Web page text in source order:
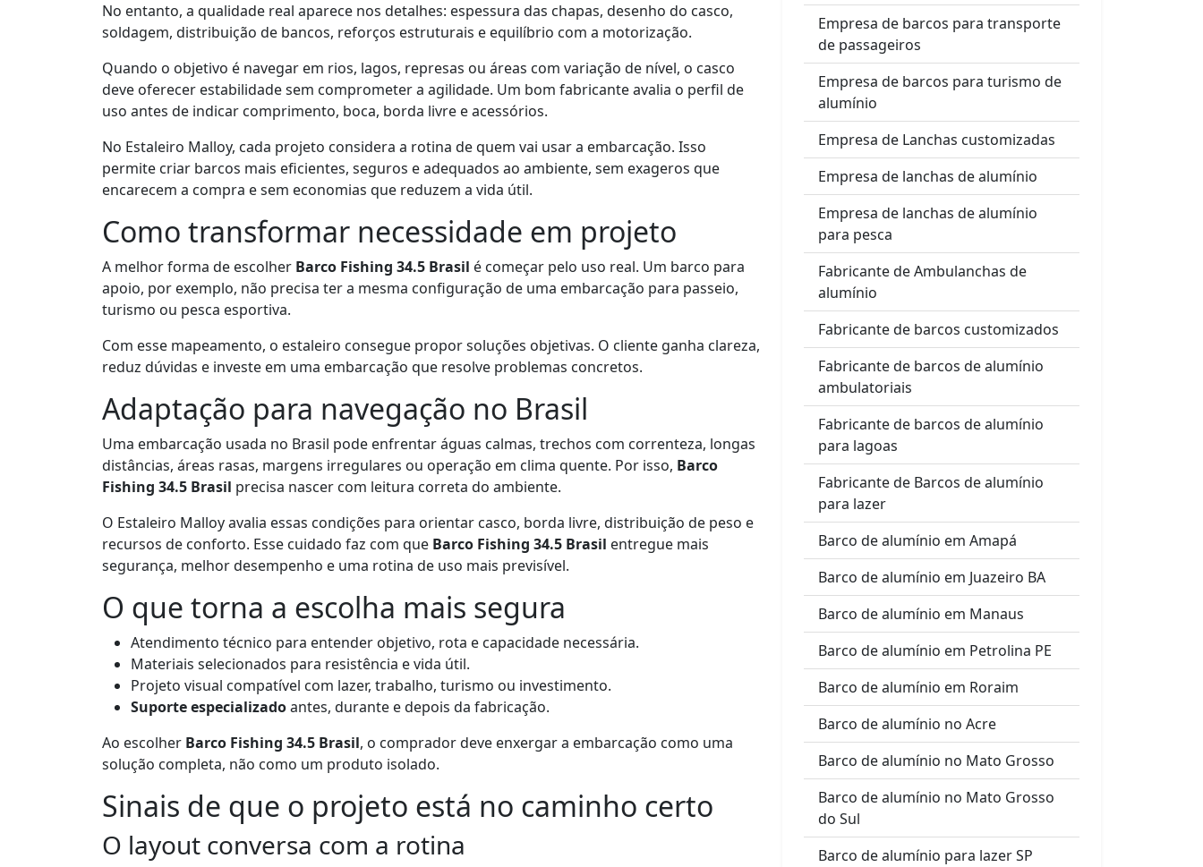
No entanto, a qualidade real aparece nos detalhes: espessura das chapas, desenho do casco,
soldagem, distribuição de bancos, reforços estruturais e equilíbrio com a motorização.
Quando o objetivo é navegar em rios, lagos, represas ou áreas com variação de nível, o casco
deve oferecer estabilidade sem comprometer a agilidade. Um bom fabricante avalia o perfil de
uso antes de indicar comprimento, boca, borda livre e acessórios.
No Estaleiro Malloy, cada projeto considera a rotina de quem vai usar a embarcação. Isso
permite criar barcos mais eficientes, seguros e adequados ao ambiente, sem exageros que
encarecem a compra e sem economias que reduzem a vida útil.
Como transformar necessidade em projeto
A melhor forma de escolher Barco Fishing 34.5 Brasil é começar pelo uso real. Um barco para
apoio, por exemplo, não precisa ter a mesma configuração de uma embarcação para passeio,
turismo ou pesca esportiva.
Com esse mapeamento, o estaleiro consegue propor soluções objetivas. O cliente ganha clareza,
reduz dúvidas e investe em uma embarcação que resolve problemas concretos.
Adaptação para navegação no Brasil
Uma embarcação usada no Brasil pode enfrentar águas calmas, trechos com correnteza, longas
distâncias, áreas rasas, margens irregulares ou operação em clima quente. Por isso, Barco
Fishing 34.5 Brasil precisa nascer com leitura correta do ambiente.
O Estaleiro Malloy avalia essas condições para orientar casco, borda livre, distribuição de peso e
recursos de conforto. Esse cuidado faz com que Barco Fishing 34.5 Brasil entregue mais
segurança, melhor desempenho e uma rotina de uso mais previsível.
O que torna a escolha mais segura
Atendimento técnico para entender objetivo, rota e capacidade necessária.
Materiais selecionados para resistência e vida útil.
Projeto visual compatível com lazer, trabalho, turismo ou investimento.
Suporte especializadoantes, durante e depois da fabricação.
Ao escolher Barco Fishing 34.5 Brasil, o comprador deve enxergar a embarcação como uma
solução completa, não como um produto isolado.
Sinais de que o projeto está no caminho certo
O layout conversa com a rotina
Empresa de barcos para transporte
de passageiros
Empresa de barcos para turismo de
alumínio
Empresa de Lanchas customizadas
Empresa de lanchas de alumínio
Empresa de lanchas de alumínio
para pesca
Fabricante de Ambulanchas de
alumínio
Fabricante de barcos customizados
Fabricante de barcos de alumínio
ambulatoriais
Fabricante de barcos de alumínio
para lagoas
Fabricante de Barcos de alumínio
para lazer
Barco de alumínio em Amapá
Barco de alumínio em Juazeiro BA
Barco de alumínio em Manaus
Barco de alumínio em Petrolina PE
Barco de alumínio em Roraim
Barco de alumínio no Acre
Barco de alumínio no Mato Grosso
Barco de alumínio no Mato Grosso
do Sul
Barco de alumínio para lazer SP